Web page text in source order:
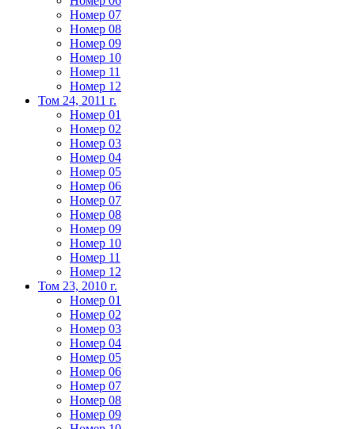
Номер 07
Номер 08
Номер 09
Номер 10
Номер 11
Номер 12
Том 24, 2011 г.
Номер 01
Номер 02
Номер 03
Номер 04
Номер 05
Номер 06
Номер 07
Номер 08
Номер 09
Номер 10
Номер 11
Номер 12
Том 23, 2010 г.
Номер 01
Номер 02
Номер 03
Номер 04
Номер 05
Номер 06
Номер 07
Номер 08
Номер 09